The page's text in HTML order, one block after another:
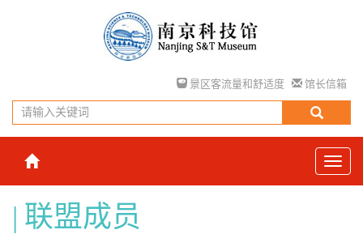
景区客流量和舒适度 馆长信箱
联盟成员